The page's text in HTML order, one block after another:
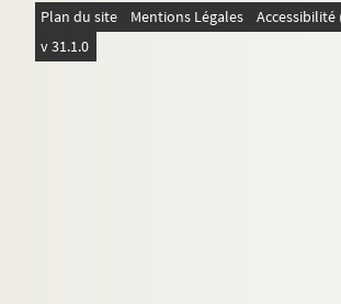
Plan du site Mentions Légales
v 31.1.0